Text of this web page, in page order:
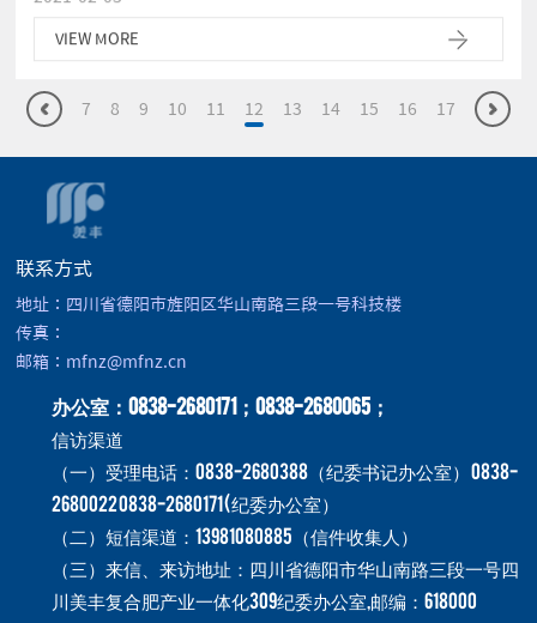
7 8 9 10 11 12 13 14 15 16 17
联系方式
地址：四川省德阳市旌阳区华山南路三段一号科技楼
传真：
邮箱：mfnz@mfnz.cn
办公室：0838-2680171；0838-2680065；
信访渠道
（一）受理电话：0838-2680388（纪委书记办公室） 0838-
2680022 0838-2680171 ( 纪委办公室）
（二）短信渠道：13981080885（信件收集人）
（三）来信、来访地址：四川省德阳市华山南路三段一号四
川美丰复合肥产业一体化309纪委办公室,邮编：618000